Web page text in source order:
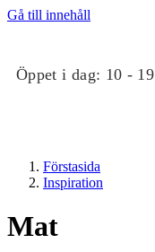
Gå till innehåll
Öppet i dag: 10 - 19
Förstasida
Inspiration
Mat